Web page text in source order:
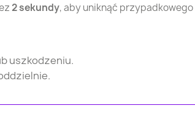
2 sekundy, aby uniknąć
uszkodzeniu.